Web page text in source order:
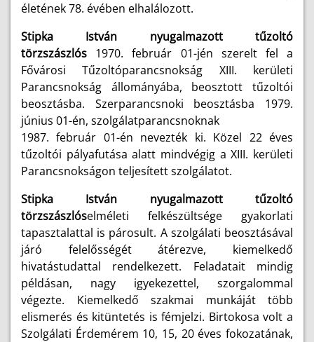
életének 78. évében elhalálozott.
Stipka István nyugalmazott tűzoltó
törzszászlós 1970. február 01-jén szerelt fel a
Fővárosi Tűzoltóparancsnokság XIII. kerületi
Parancsnokság állományába, beosztott tűzoltói
beosztásba. Szerparancsnoki beosztásba 1979.
június 01-én, szolgálatparancsnoknak
1987. február 01-én nevezték ki. Közel 22 éves
tűzoltói pályafutása alatt mindvégig aXIII. kerületi
Parancsnokságon teljesített szolgálatot.
Stipka István nyugalmazott tűzoltó
törzszászlóselméleti felkészültsége gyakorlati
tapasztalattal is párosult. A szolgálati beosztásával
járó felelősségét átérezve, kiemelkedő
hivatástudattal rendelkezett. Feladatait mindig
példásan, nagy igyekezettel, szorgalommal
végezte. Kiemelkedő szakmai munkáját több
elismerés és kitüntetés is fémjelzi. Birtokosa volt a
Szolgálati Érdemérem 10, 15, 20 éves fokozatának,